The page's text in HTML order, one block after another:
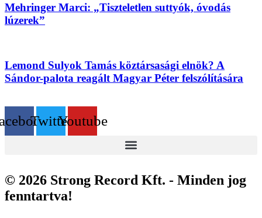
Mehringer Marci: „Tiszteletlen suttyók, óvodás
lúzerek”
Lemond Sulyok Tamás köztársasági elnök? A
Sándor-palota reagált Magyar Péter felszólítására
TwitterYoutube
© 2026 Strong Record Kft. - Minden jog
fenntartva!